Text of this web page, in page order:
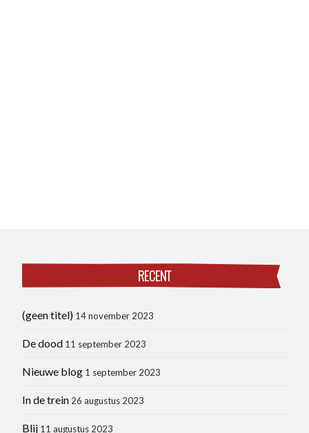
RECENT
(geen titel) 14 november 2023
De dood 11 september 2023
Nieuwe blog 1 september 2023
In de trein 26 augustus 2023
Blij 11 augustus 2023